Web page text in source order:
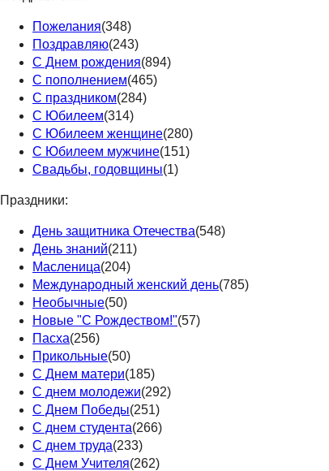
Пожелания(348)
Поздравляю(243)
С Днем рождения(894)
С пополнением(465)
С праздником(284)
С Юбилеем(314)
С Юбилеем женщине(280)
С Юбилеем мужчине(151)
Свадьбы, годовщины(1)
Праздники:
День защитника Отечества(548)
День знаний(211)
Масленица(204)
Международный женский день(785)
Необычные(50)
Новые "С Рождеством!"(57)
Пасха(256)
Прикольные(50)
С Днем матери(185)
С днем молодежи(292)
С Днем Победы(251)
С днем студента(266)
С днем труда(233)
С Днем Учителя(262)